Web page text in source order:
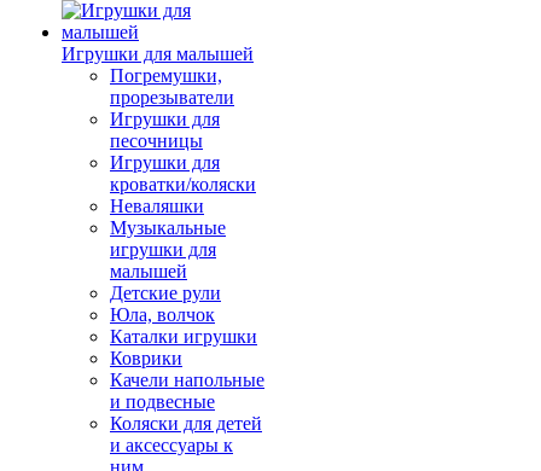
Игрушки для малышей
Погремушки,
прорезыватели
Игрушки для
песочницы
Игрушки для
кроватки/коляски
Неваляшки
Музыкальные
игрушки для
малышей
Детские рули
Юла, волчок
Каталки игрушки
Коврики
Качели напольные
и подвесные
Коляски для детей
и аксессуары к
ним